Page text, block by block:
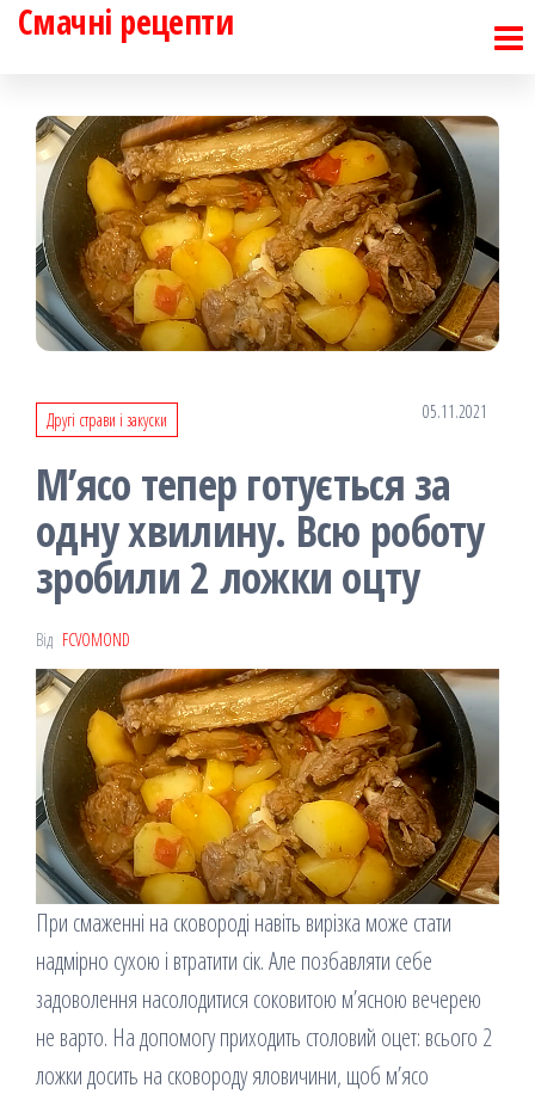
Перейти
Смачні рецепти
Другі страви і закуски 05.11.2021
М’ясо тепер готується за
одну хвилину. Всю роботу
зробили 2 ложки оцту
Від FCVOMOND
При смаженні на сковороді навіть вирізка може стати
надмірно сухою і втратити сік. Але позбавляти себе
задоволення насолодитися соковитою м’ясною вечерею
не варто. На допомогу приходить столовий оцет: всього 2
ложки досить на сковороду яловичини, щоб м’ясо